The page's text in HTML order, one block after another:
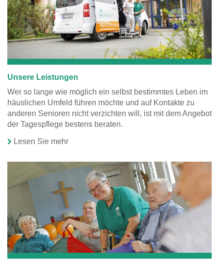
Unsere Leistungen
Wer so lange wie möglich ein selbst bestimmtes Leben im
häuslichen Umfeld führen möchte und auf Kontakte zu
anderen Senioren nicht verzichten will, ist mit dem Angebot
der Tagespflege bestens beraten.
Lesen Sie mehr